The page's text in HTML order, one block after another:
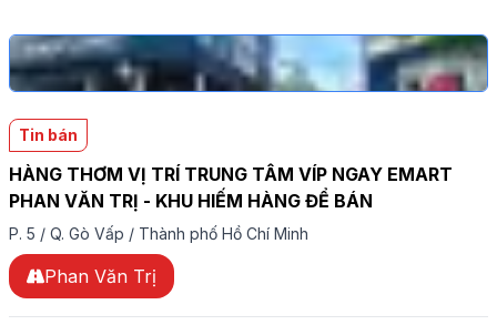
Tin bán
HÀNG THƠM VỊ TRÍ TRUNG TÂM VÍP NGAY EMART
PHAN VĂN TRỊ - KHU HIẾM HÀNG ĐỂ BÁN
P. 5 / Q. Gò Vấp / Thành phố Hồ Chí Minh
Phan Văn Trị